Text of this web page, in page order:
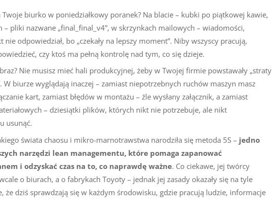
Twoje biurko w poniedziałkowy poranek? Na blacie – kubki po piątkowej kawie,
– pliki nazwane „final_final_v4”, w skrzynkach mailowych – wiadomości,
nie odpowiedział, bo „czekały na lepszy moment”. Niby wszyscy pracują,
czy ktoś ma pełną kontrolę nad tym, co się dzieje.
Nie musisz mieć hali produkcyjnej, żeby w Twojej firmie powstawały „straty
W biurze wyglądają inaczej – zamiast niepotrzebnych ruchów maszyn masz
kart, zamiast błędów w montażu – źle wysłany załącznik, a zamiast
– dziesiątki plików, których nikt nie potrzebuje, ale nikt
usunąć.
świata chaosu i mikro-marnotrawstwa narodziła się metoda 5S – jedno
narzędzi lean managementu, które pomaga zapanować
i odzyskać czas na to, co naprawdę ważne. Co ciekawe, jej twórcy
o biurach, a o fabrykach Toyoty – jednak jej zasady okazały się na tyle
że dziś sprawdzają się w każdym środowisku, gdzie pracują ludzie, informacje